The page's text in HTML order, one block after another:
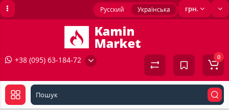
грн.
Русский Українська
+38 (095) 63-184-72 0